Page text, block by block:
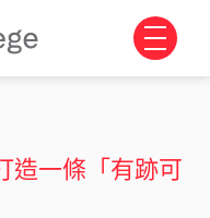
造一條「有跡可